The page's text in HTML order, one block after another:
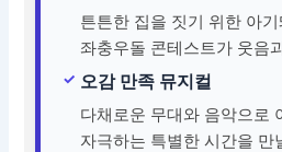
튼튼한 집을 짓기 위한 아
좌충우돌 콘테스트가 웃음
오감 만족 뮤지컬
다채로운 무대와 음악으로
자극하는 특별한 시간을 만